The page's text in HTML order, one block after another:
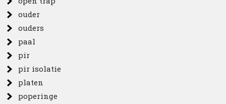
ouder
ouders
paal
pir
pir isolatie
platen
poperinge